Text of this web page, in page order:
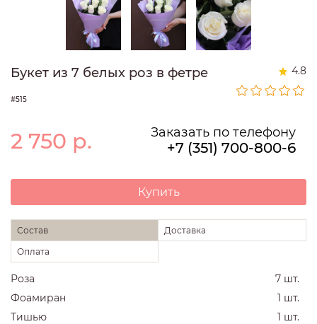
Букет из 7 белых роз в фетре 4.8
#515
2 750 р. Заказать по телефону
+7 (351) 700-800-6
Купить
Состав
Доставка
Оплата
Роза
7 шт.
Фоамиран
1 шт.
Тишью
1 шт.